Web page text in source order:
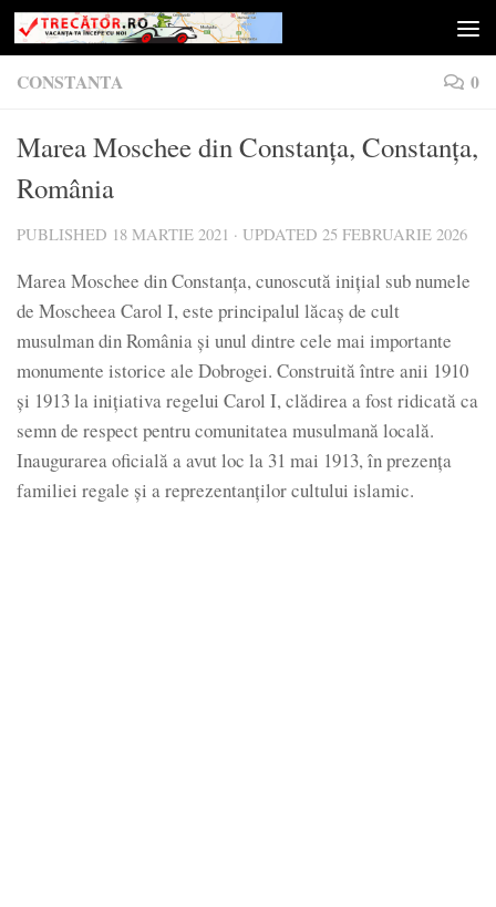
Skip to content
CONSTANTA 0
Marea Moschee din Constanța, Constanța,
România
PUBLISHED 18 MARTIE 2021 · UPDATED 25 FEBRUARIE 2026
Marea Moschee din Constanța, cunoscută inițial sub numele
de Moscheea Carol I, este principalul lăcaș de cult
musulman din România și unul dintre cele mai importante
monumente istorice ale Dobrogei. Construită între anii 1910
și 1913 la inițiativa regelui Carol I, clădirea a fost ridicată ca
semn de respect pentru comunitatea musulmană locală.
Inaugurarea oficială a avut loc la 31 mai 1913, în prezența
familiei regale și a reprezentanților cultului islamic.